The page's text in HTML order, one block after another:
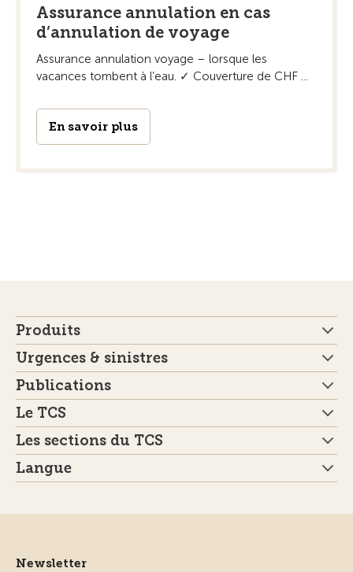
Assurance annulation en cas
d’annulation de voyage
Assurance annulation voyage – lorsque les
vacances tombent à l’eau. ✓ Couverture de CHF ...
En savoir plus
Produits
Urgences & sinistres
Publications
Le TCS
Les sections du TCS
Langue
Newsletter